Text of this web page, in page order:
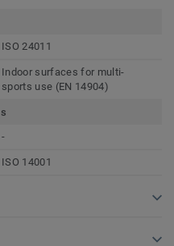
ISO 24011
Indoor surfaces for multi-
sports use (EN 14904)
-
ISO 14001